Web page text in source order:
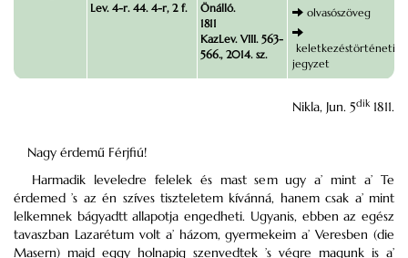
Lev. 4-r. 44. 4-r, 2 f.
Önálló.
1811
KazLev. VIII. 563-
566., 2014. sz.
olvasószöveg
keletkezéstörténeti
jegyzet
Nikla, Jun. 5dik1811.
Nagy érdemű Férjfiú!
Harmadik leveledre felelek és mast sem ugy a’ mint a’ Te
érdemed ’s az én szíves tiszteletem kívánná, hanem csak a’ mint
lelkemnek bágyadtt allapotja engedheti. Ugyanis, ebben az egész
tavaszban Lazarétum volt a’ házom, gyermekeim a’ Veresben (die
Masern) majd eggy holnapig szenvedtek ’s végre magunk is a’